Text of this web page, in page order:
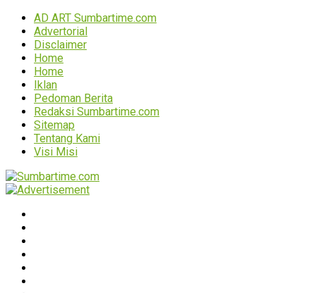
AD ART Sumbartime.com
Advertorial
Disclaimer
Home
Home
Iklan
Pedoman Berita
Redaksi Sumbartime.com
Sitemap
Tentang Kami
Visi Misi